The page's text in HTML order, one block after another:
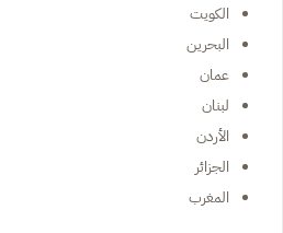
الكويت
البحرين
عمان
لبنان
الأردن
الجزائر
المغرب